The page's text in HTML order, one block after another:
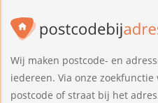
Wij maken postcode- en
iedereen. Via onze
postcode of straat bij het